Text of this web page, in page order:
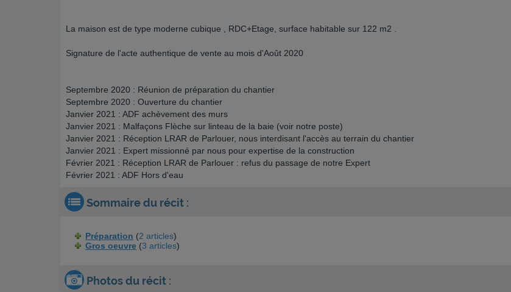
La maison est de type moderne cubique , RDC+Etage, surface habitable sur 122 m2 .
Signature de l'acte authentique de vente au mois d'Août 2020
Septembre 2020 : Réunion de préparation du chantier
Septembre 2020 : Ouverture du chantier
Janvier 2021 : ADF achèvement des murs
Janvier 2021 : Malfaçons Flèche sur linteau de la baie (voir notre poste)
Janvier 2021 : Réception LRAR de Parlouer, nous interdisant l'accès au terrain du chantier
Janvier 2021 : Expert missionné par nous pour expertise de la construction
Février 2021 : Réception LRAR de Parlouer : refus du passage de notre Expert
Février 2021 : ADF Hors d'eau
Sommaire du récit :
Préparation (2 articles)
Gros oeuvre (3 articles)
Photos du récit :